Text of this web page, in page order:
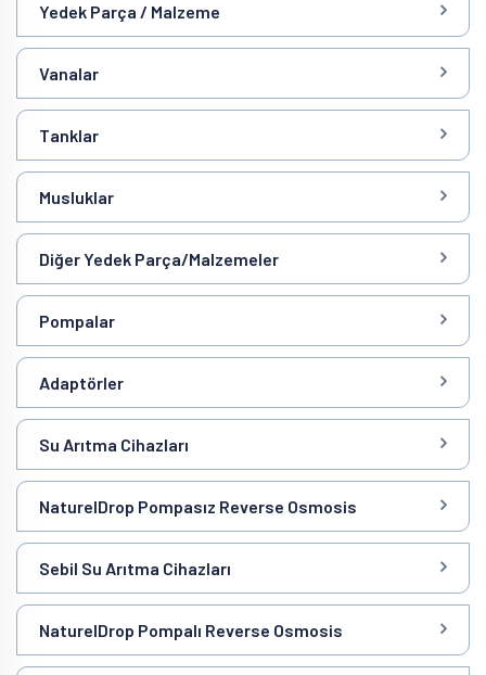
Yedek Parça / Malzeme
Vanalar
Tanklar
Musluklar
Diğer Yedek Parça/Malzemeler
Pompalar
Adaptörler
Su Arıtma Cihazları
NaturelDrop Pompasız Reverse Osmosis
Sebil Su Arıtma Cihazları
NaturelDrop Pompalı Reverse Osmosis